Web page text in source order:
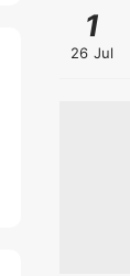
1
26 Jul